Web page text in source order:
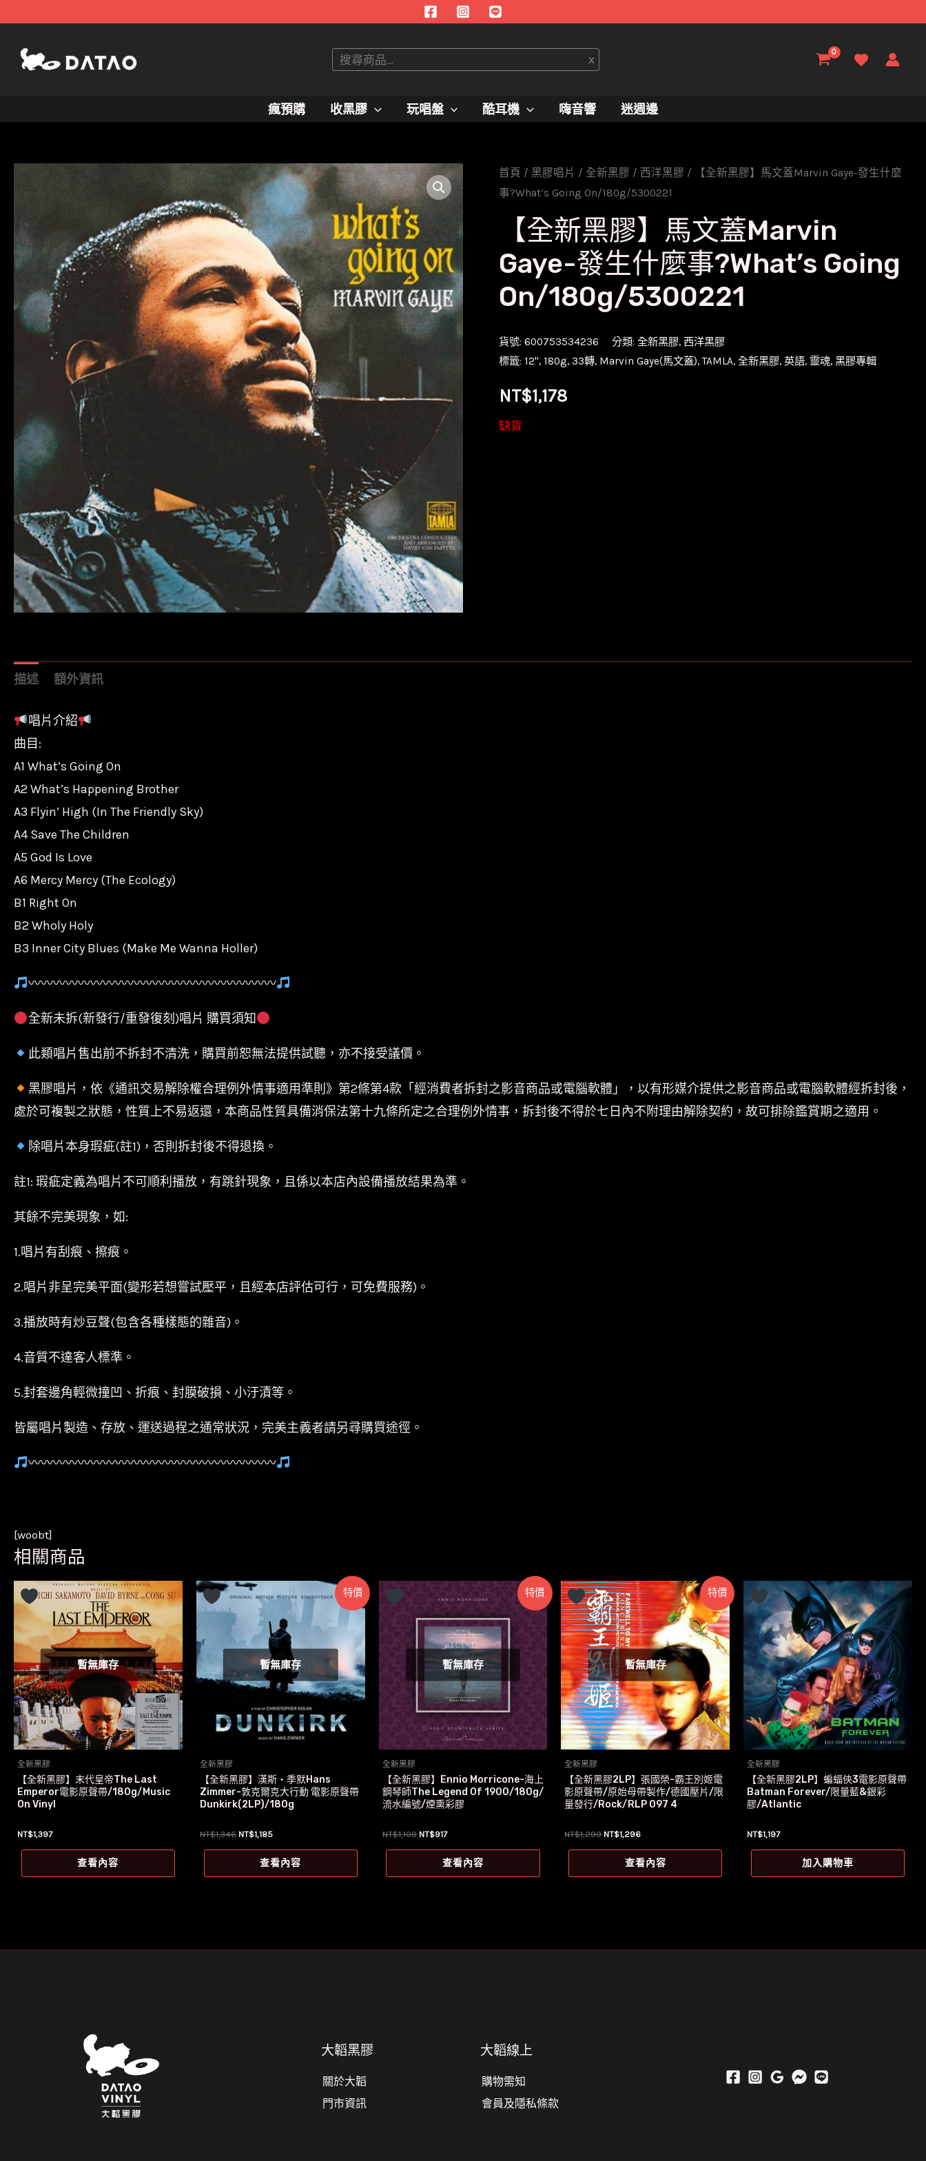
搜
x
瘋預購 收黑膠 玩唱盤 酷耳機 嗨音響 迷週邊
首頁 / 黑膠唱片 / 全新黑膠 / 西洋黑膠 / 【全新黑膠】馬文蓋Marvin Gaye-發生什麼
事?What’s Going On/180g/5300221
【全新黑膠】馬文蓋Marvin
Gaye-發生什麼事?What’s Going
On/180g/5300221
貨號:600753534236 分類:全新黑膠,西洋黑膠
標籤: 12'', 180g,33轉, Marvin Gaye(馬文蓋),TAMLA,全新黑膠,英語, 靈魂,黑膠專輯
NT$1,178
缺貨
描述 額外資訊
唱片介紹
曲目:
A1 What’s Going On
A2 What’s Happening Brother
A3 Flyin’ High (In The Friendly Sky)
A4 Save The Children
A5 God Is Love
A6 Mercy Mercy (The Ecology)
B1 Right On
B2 Wholy Holy
B3 Inner City Blues (Make Me Wanna Holler)
〰〰〰〰〰〰〰〰〰〰〰〰〰〰〰〰〰〰〰〰
全新未拆(新發行/重發復刻)唱片 購買須知
此類唱片售出前不拆封不清洗，購買前恕無法提供試聽，亦不接受議價。
黑膠唱片，依《通訊交易解除權合理例外情事適用準則》第2條第4款「經消費者拆封之影音商品或電腦軟體」，以有形媒介提供之影音商品或電腦軟體經拆封後，
處於可複製之狀態，性質上不易返還，本商品性質具備消保法第十九條所定之合理例外情事，拆封後不得於七日內不附理由解除契約，故可排除鑑賞期之適用。
除唱片本身瑕疵(註1)，否則拆封後不得退換。
註1: 瑕疵定義為唱片不可順利播放，有跳針現象，且係以本店內設備播放結果為準。
其餘不完美現象，如:
1.唱片有刮痕、擦痕。
2.唱片非呈完美平面(變形若想嘗試壓平，且經本店評估可行，可免費服務)。
3.播放時有炒豆聲(包含各種樣態的雜音)。
4.音質不達客人標準。
5.封套邊角輕微撞凹、折痕、封膜破損、小汙漬等。
皆屬唱片製造、存放、運送過程之通常狀況，完美主義者請另尋購買途徑。
〰〰〰〰〰〰〰〰〰〰〰〰〰〰〰〰〰〰〰〰
[woobt]
相關商品
暫無庫存
全新黑膠
【全新黑膠】末代皇帝The Last
Emperor電影原聲帶/180g/Music
On Vinyl
NT$1,397
查看內容
特價
暫無庫存
全新黑膠
【全新黑膠】漢斯‧季默Hans
Zimmer-敦克爾克大行動 電影原聲帶
Dunkirk(2LP)/180g
NT$1,346 原
NT$1,346。
NT$1,185目
價
格：
NT$1,185。
查看內容
特價
暫無庫存
全新黑膠
【全新黑膠】Ennio Morricone-海上
鋼琴師The Legend Of 1900/180g/
流水編號/煙熏彩膠
NT$1,100 原
NT$1,100。
NT$917目
價
格：
NT$917。
查看內容
特價
暫無庫存
全新黑膠
【全新黑膠2LP】張國榮-霸王別姬電
影原聲帶/原始母帶製作/德國壓片/限
量發行/Rock/RLP 097 4
NT$1,299 原
NT$1,299。
NT$1,296目
價
格：
NT$1,296。
查看內容
全新黑膠
【全新黑膠2LP】蝙蝠俠3電影原聲帶
Batman Forever/限量藍&銀彩
膠/Atlantic
NT$1,197
加入購物車
大韜黑膠
關於大韜
門市資訊
大韜線上
購物需知
會員及隱私條款